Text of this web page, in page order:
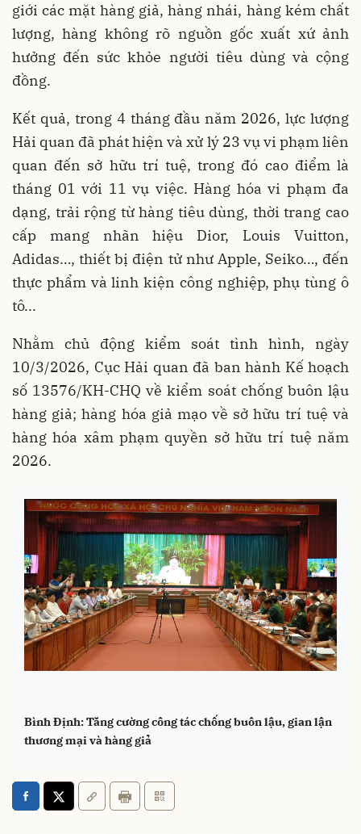
giới các mặt hàng giả, hàng nhái, hàng kém chất
lượng, hàng không rõ nguồn gốc xuất xứ ảnh
hưởng đến sức khỏe người tiêu dùng và cộng
đồng.
Kết quả, trong 4 tháng đầu năm 2026, lực lượng
Hải quan đã phát hiện và xử lý 23 vụ vi phạm liên
quan đến sở hữu trí tuệ, trong đó cao điểm là
tháng 01 với 11 vụ việc. Hàng hóa vi phạm đa
dạng, trải rộng từ hàng tiêu dùng, thời trang cao
cấp mang nhãn hiệu Dior, Louis Vuitton,
Adidas…, thiết bị điện tử như Apple, Seiko…, đến
thực phẩm và linh kiện công nghiệp, phụ tùng ô
tô...
Nhằm chủ động kiểm soát tình hình, ngày
10/3/2026, Cục Hải quan đã ban hành Kế hoạch
số 13576/KH-CHQ về kiểm soát chống buôn lậu
hàng giả; hàng hóa giả mạo về sở hữu trí tuệ và
hàng hóa xâm phạm quyền sở hữu trí tuệ năm
2026.
Bình Định: Tăng cường công tác chống buôn lậu, gian lận
thương mại và hàng giả